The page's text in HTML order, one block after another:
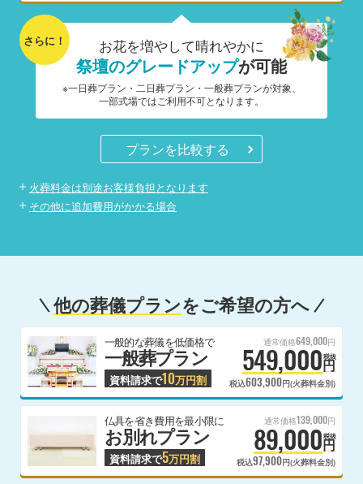
さらに！ お花を増やして晴れやかに
祭壇のグレードアップが可能
※一日葬プラン・二日葬プラン・一般葬プランが対象、
一部式場ではご利用不可となります。
プランを比較する
火葬料金は別途お客様負担となります
その他に追加費用がかかる場合
他の葬儀プランをご希望の方へ
一般的な葬儀を低価格で
一般葬プラン
資料請求で10万円割
通常価格649,000円
549,000円
税抜
税込603,900円(火葬料金別)
仏具を省き費用を最小限に
お別れプラン
資料請求で5万円割
通常価格139,000円
89,000円
税抜
税込97,900円(火葬料金別)